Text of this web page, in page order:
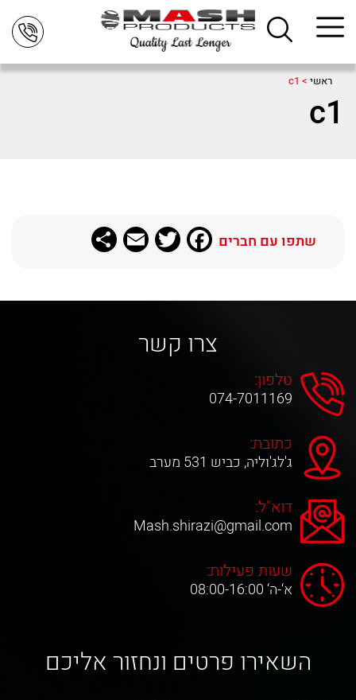
ראשי >
c1
c1
שתפו עם חברים Facebook
Twitter
Email
צרו קשר
טלפון:
074-7011169
כתובת:
ג'לג'וליה, כביש 531 מערב
דוא"ל:
Mash.shirazi@gmail.com
שעות פעילות:
א‘-ה‘ 08:00-16:00
השאירו פרטים ונחזור אליכם